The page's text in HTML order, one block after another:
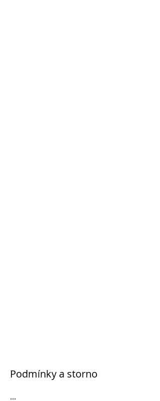
Podmínky a storno
...